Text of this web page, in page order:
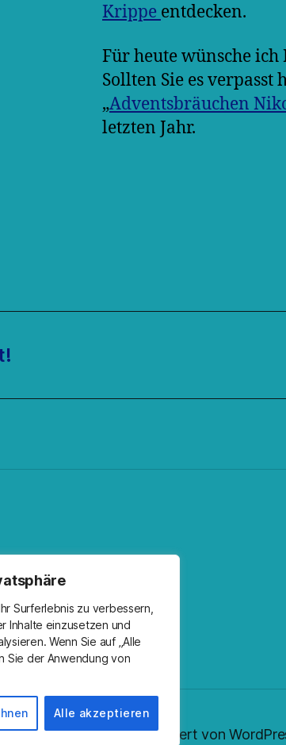
Surferlebnis zu verbessern,
Inhalte einzusetzen und
Wenn Sie auf „Alle
Sie der Anwendung von
Alle akzeptieren
Krippe entdecken.
Für heute wünsche
Sollten Sie es
„Adventsbräuchen
letzten Jahr.
Facebook
Impressum Präsentiert von